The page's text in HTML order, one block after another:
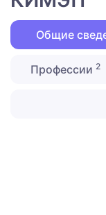
Общие
Профессии 2